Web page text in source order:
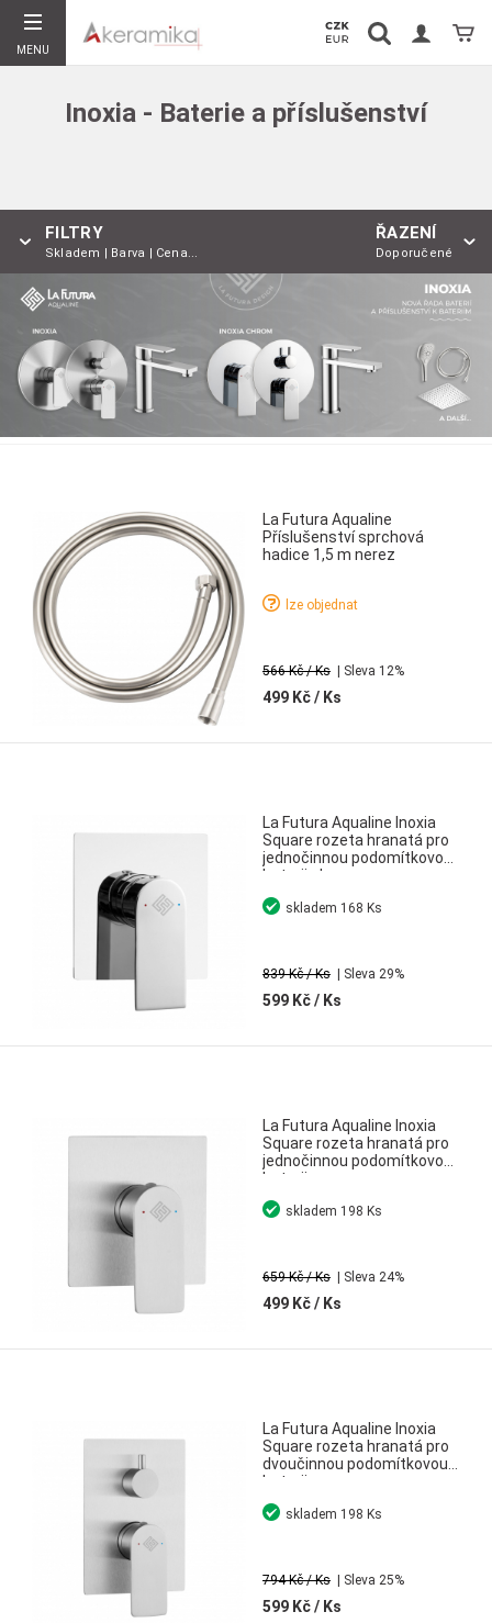
MENU
Vyhledávání Košík
Inoxia - Baterie a příslušenství
FILTRY
Skladem | Barva | Cena...
ŘAZENÍ
Doporučené
La Futura Aqualine
Příslušenství sprchová
hadice 1,5 m nerez
566 Kč/ Ks | Sleva 12%
499 Kč/ Ks
lze objednat
La Futura Aqualine Inoxia
Square rozeta hranatá pro
jednočinnou podomítkovou
baterii chrom
839 Kč/ Ks | Sleva 29%
599 Kč/ Ks
skladem 168 Ks
La Futura Aqualine Inoxia
Square rozeta hranatá pro
jednočinnou podomítkovou
baterii nerez
659 Kč/ Ks | Sleva 24%
499 Kč/ Ks
skladem 198 Ks
La Futura Aqualine Inoxia
Square rozeta hranatá pro
dvoučinnou podomítkovou
baterii nerez
794 Kč/ Ks | Sleva 25%
599 Kč/ Ks
skladem 198 Ks